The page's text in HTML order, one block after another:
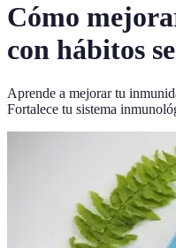
Cómo
con hábitos
Aprende a mejorar tu
Fortalece tu sistema